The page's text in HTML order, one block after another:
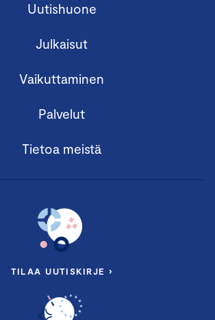
Uutishuone
Julkaisut
Vaikuttaminen
Palvelut
Tietoa meistä
TILAA UUTISKIRJE ›